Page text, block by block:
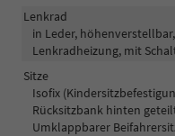
Lenkrad
in Leder,
Lenkradheizung, mit
Sitze
Isofix
Rücksitzbank hinten
Umklappbarer